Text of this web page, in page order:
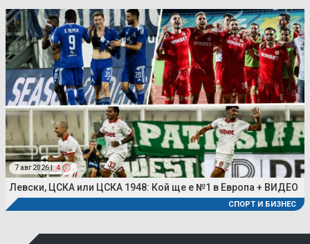
7 авг 2026 | 4
Левски, ЦСКА или ЦСКА 1948: Кой ще е №1 в Европа + ВИДЕО
СПОРТ И БИЗНЕС